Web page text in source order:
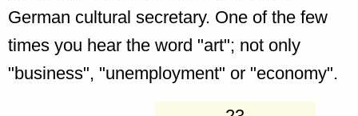
German cultural secretary. One of the few
times you hear the word "art"; not only
"business", "unemployment" or "economy".